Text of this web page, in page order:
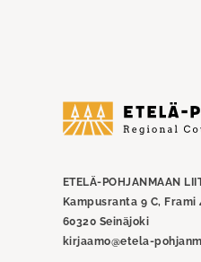
Etelä-
Pohjanmaan
ETELÄ-POHJANMAAN
Kampusranta 9 C, Frami
60320 Seinäjoki
kirjaamo@etela-